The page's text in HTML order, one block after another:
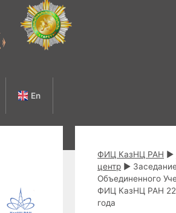
En
ФИЦ КазНЦ РАН ►
центр ►
Объединенного
ФИЦ КазНЦ РАН
года